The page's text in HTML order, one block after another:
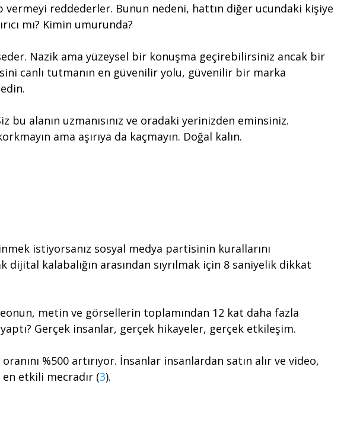
vermeyi reddederler. Bunun nedeni, hattın diğer ucundaki kişiye
mı? Kimin umurunda?
Nazik ama yüzeysel bir konuşma geçirebilirsiniz ancak bir
canlı tutmanın en güvenilir yolu, güvenilir bir marka
alanın uzmanısınız ve oradaki yerinizden eminsiniz.
ama aşırıya da kaçmayın. Doğal kalın.
istiyorsanız sosyal medya partisinin kurallarını
dijital kalabalığın arasından sıyrılmak için 8 saniyelik dikkat
metin ve görsellerin toplamından 12 kat daha fazla
Gerçek insanlar, gerçek hikayeler, gerçek etkileşim.
%500 artırıyor. İnsanlar insanlardan satın alır ve video,
etkili mecradır (3).